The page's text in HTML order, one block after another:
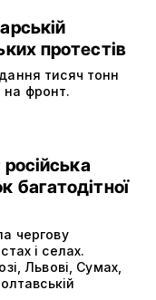
протестів
тисяч тонн
на фронт.
багатодітної
чергову
і селах.
Львові, Сумах,